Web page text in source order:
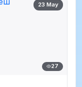
23 May
27